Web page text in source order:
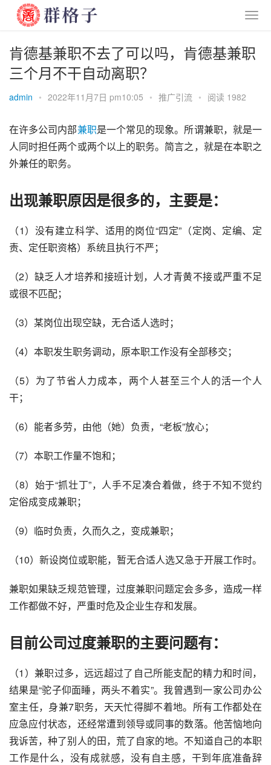
肯德基兼职不去了可以吗，肯德基兼职
三个月不干自动离职？
admin • 2022年11月7日 pm10:05 • 推广引流 • 阅读 1982
在许多公司内部兼职是一个常见的现象。所谓兼职，就是一
人同时担任两个或两个以上的职务。简言之，就是在本职之
外兼任的职务。
出现兼职原因是很多的，主要是：
（1）没有建立科学、适用的岗位“四定”（定岗、定编、定
责、定任职资格）系统且执行不严；
（2）缺乏人才培养和接班计划，人才青黄不接或严重不足
或很不匹配；
（3）某岗位出现空缺，无合适人选时；
（4）本职发生职务调动，原本职工作没有全部移交；
（5）为了节省人力成本，两个人甚至三个人的活一个人
干；
（6）能者多劳，由他（她）负责，“老板”放心；
（7）本职工作量不饱和；
（8）始于“抓壮丁”，人手不足凑合着做，终于不知不觉约
定俗成变成兼职；
（9）临时负责，久而久之，变成兼职；
（10）新设岗位或职能，暂无合适人选又急于开展工作时。
兼职如果缺乏规范管理，过度兼职问题定会多多，造成一样
工作都做不好，严重时危及企业生存和发展。
目前公司过度兼职的主要问题有：
（1）兼职过多，远远超过了自己所能支配的精力和时间，
结果是“驼子仰面睡，两头不着实”。我曾遇到一家公司办公
室主任，身兼7职务，天天忙得脚不着地。所有工作都处在
应急应付状态，还经常遭到领导或同事的数落。他苦恼地向
我诉苦，种了别人的田，荒了自家的地。不知道自己的本职
工作是什么，没有成就感，没有自主感，干到年底准备辞